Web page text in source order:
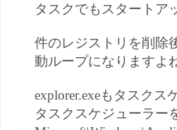
タスクでもスタートア
件のレジストリを削除
動ループになりますよ
explorer.exeもタスク
タスクスケジューラー